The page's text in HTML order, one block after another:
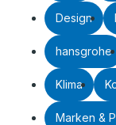
Design
hansgrohe
Klima
Marken &